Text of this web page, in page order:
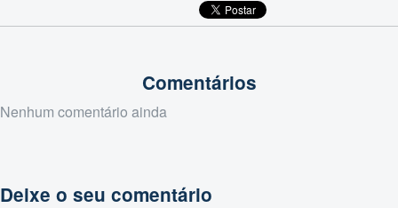
Comentários
Nenhum comentário ainda
Deixe o seu comentário